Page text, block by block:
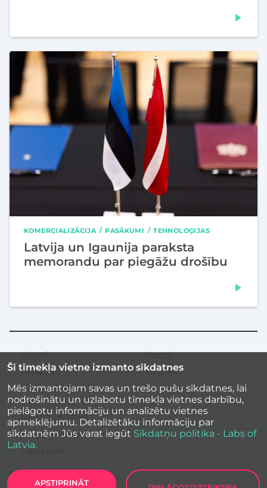
KOMERCIALIZĀCIJA PASĀKUMI TEHNOLOĢIJAS
Latvija un Igaunija paraksta
memorandu par piegāžu drošību
Šī tīmekļa vietne izmanto sīkdatnes
Mēs izmantojam savas un trešo pušu sīkdatnes, lai
nodrošinātu un uzlabotu tīmekļa vietnes darbību,
pielāgotu informāciju un analizētu vietnes
apmeklējumu. Detalizētāku informāciju par
sīkdatnēm Jūs varat iegūt Sīkdatņu politika - Labs of
Latvia.
APSTIPRINĀT
Sekundārā
izvēlne
Aktuāli
Pasākumi
Iedvesmas stāsti
Resursi
Kontakti
Sīkdatņu politika
Vietnes piekļūstamība
Lapas karte